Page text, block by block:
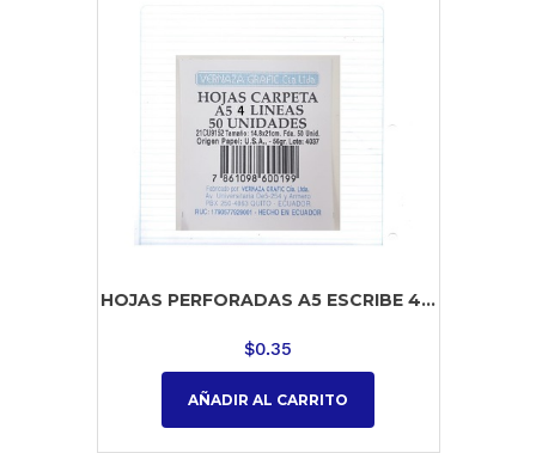
HOJAS PERFORADAS A5 ESCRIBE 4...
$0.35
AÑADIR AL CARRITO